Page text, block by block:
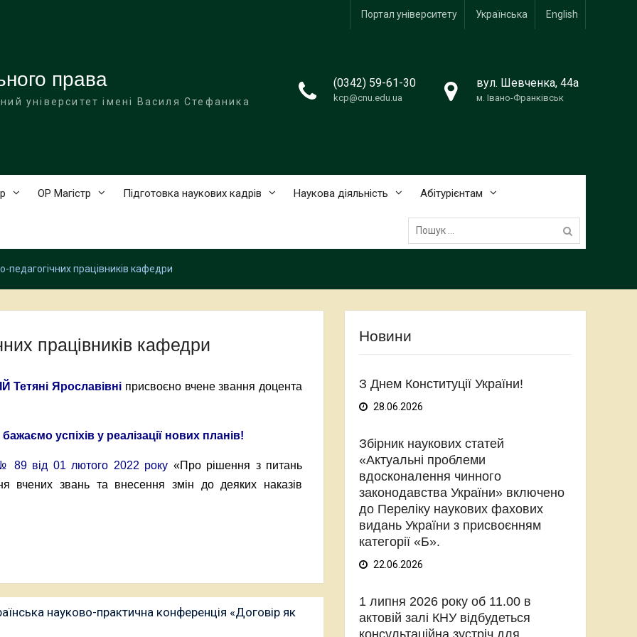
Портал університету Українська English
права
університет імені Василя Стефаника
(0342) 59-61-30
kcp@cnu.edu.ua
вул. Шевченка, 44а
м. Івано-Франківськ
ОР Магістр Підготовка наукових кадрів Наукова діяльність Абітурієнтам
Пошук:
педагогічних працівників кафедри
працівників кафедри
Ярославівні присвоєно вчене звання доцента
успіхів у реалізації нових планів!
№ 89 від 01 лютого 2022 року «Про рішення з питань
вчених звань та внесення змін до деяких наказів
науково-практична конференція «Договір як
Новини
З Днем Конституції України!
28.06.2026
Збірник наукових статей
«Актуальні проблеми
вдосконалення чинного
законодавства України» включено
до Переліку наукових фахових
видань України з присвоєнням
категорії «Б».
22.06.2026
1 липня 2026 року об 11.00 в
актовій залі КНУ відбудеться
консультаційна зустріч для